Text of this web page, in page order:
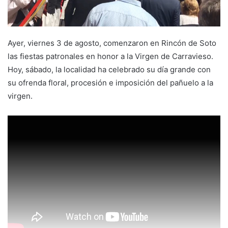
i
l
Ayer, viernes 3 de agosto, comenzaron en Rincón de Soto
las fiestas patronales en honor a la Virgen de Carravieso.
Hoy, sábado, la localidad ha celebrado su día grande con
su ofrenda floral, procesión e imposición del pañuelo a la
virgen.